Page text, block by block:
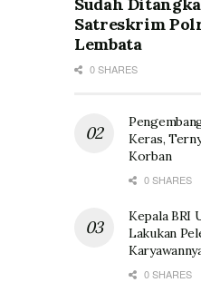
Satreskrim
Lembata
0 SHARES
Keras,
Korban
0 SHARES
Kepala BRI
Lakukan
0 SHARES